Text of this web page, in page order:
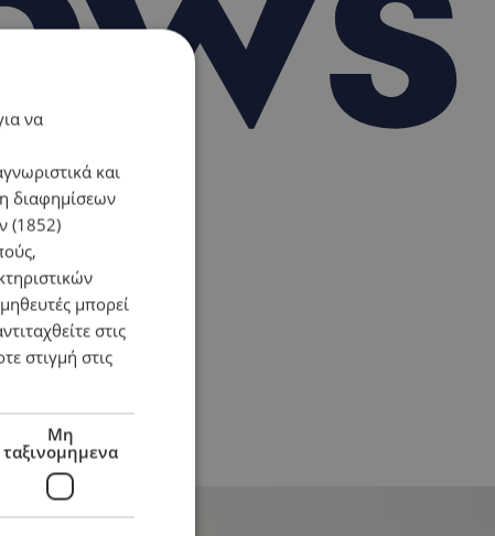
να
και
διαφημίσεων
(1852)
μπορεί
στις
στιγμή στις
Μη
ταξινομημενα